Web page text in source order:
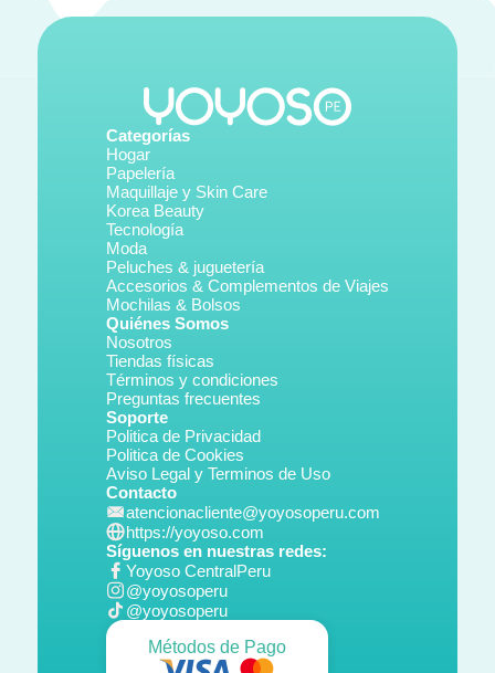
Categorías
Hogar
Papelería
Maquillaje y Skin Care
Korea Beauty
Tecnología
Moda
Peluches & juguetería
Accesorios & Complementos de Viajes
Mochilas & Bolsos
Quiénes Somos
Nosotros
Tiendas físicas
Términos y condiciones
Preguntas frecuentes
Soporte
Politica de Privacidad
Politica de Cookies
Aviso Legal y Terminos de Uso
Contacto
atencionacliente@yoyosoperu.com
https://yoyoso.com
Síguenos en nuestras redes:
Yoyoso CentralPeru
@yoyosoperu
@yoyosoperu
Métodos de Pago